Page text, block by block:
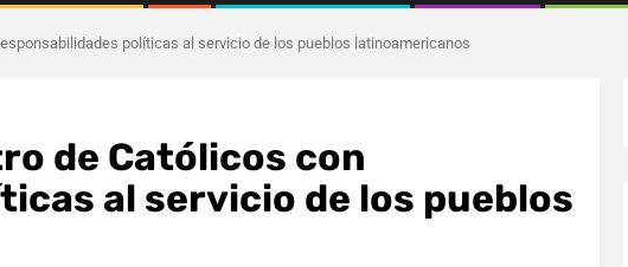
políticas al servicio de los pueblos latinoamericanos
de Católicos con
al servicio de los pueblos